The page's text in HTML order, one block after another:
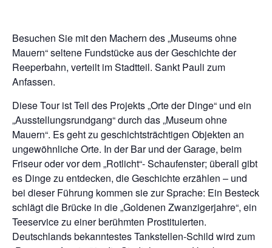
Besuchen Sie mit den Machern des „Museums ohne
Mauern“ seltene Fundstücke aus der Geschichte der
Reeperbahn, verteilt im Stadtteil. Sankt Pauli zum
Anfassen.
Diese Tour ist Teil des Projekts „Orte der Dinge“ und ein
„Ausstellungsrundgang“ durch das „Museum ohne
Mauern“. Es geht zu geschichtsträchtigen Objekten an
ungewöhnliche Orte. In der Bar und der Garage, beim
Friseur oder vor dem „Rotlicht“- Schaufenster; überall gibt
es Dinge zu entdecken, die Geschichte erzählen – und
bei dieser Führung kommen sie zur Sprache: Ein Besteck
schlägt die Brücke in die „Goldenen Zwanzigerjahre“, ein
Teeservice zu einer berühmten Prostituierten.
Deutschlands bekanntestes Tankstellen-Schild wird zum